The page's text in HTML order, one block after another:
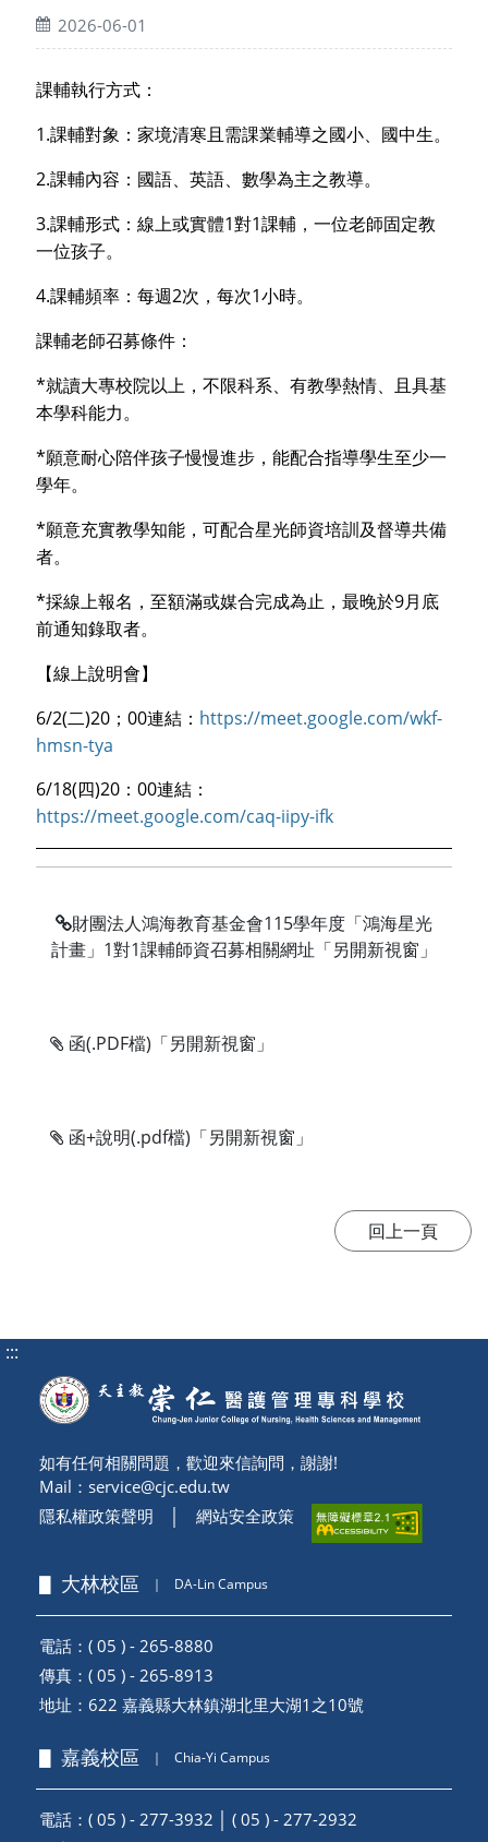
2026-06-01
課輔執行方式：
1.課輔對象：家境清寒且需課業輔導之國小、國中生。
2.課輔內容：國語、英語、數學為主之教導。
3.課輔形式：線上或實體1對1課輔，一位老師固定教
一位孩子。
4.課輔頻率：每週2次，每次1小時。
課輔老師召募條件：
*就讀大專校院以上，不限科系、有教學熱情、且具基
本學科能力。
*願意耐心陪伴孩子慢慢進步，能配合指導學生至少一
學年。
*願意充實教學知能，可配合星光師資培訓及督導共備
者。
*採線上報名，至額滿或媒合完成為止，最晚於9月底
前通知錄取者。
【線上說明會】
6/2(二)20 ； 00連結： https://meet.google.com/wkf-
hmsn-tya
6/18( 四)20 ： 00連結：
https://meet.google.com/caq-iipy-ifk
財團法人鴻海教育基金會115學年度「鴻海星光
計畫」1對1課輔師資召募相關網址「另開新視窗」
函(.PDF檔)「另開新視窗」
函+說明(.pdf檔)「另開新視窗」
:::
如有任何相關問題，歡迎來信詢問，謝謝!
Mail： service@cjc.edu.tw
隱私權政策聲明
網站安全政策
▋ 大林校區 ｜ DA-Lin Campus
電話：( 05 ) - 265-8880
傳真：( 05 ) - 265-8913
地址： 622 嘉義縣大林鎮湖北里大湖1之10號
▋ 嘉義校區 ｜ Chia-Yi Campus
電話：( 05 ) - 277-3932 │ ( 05 ) - 277-2932